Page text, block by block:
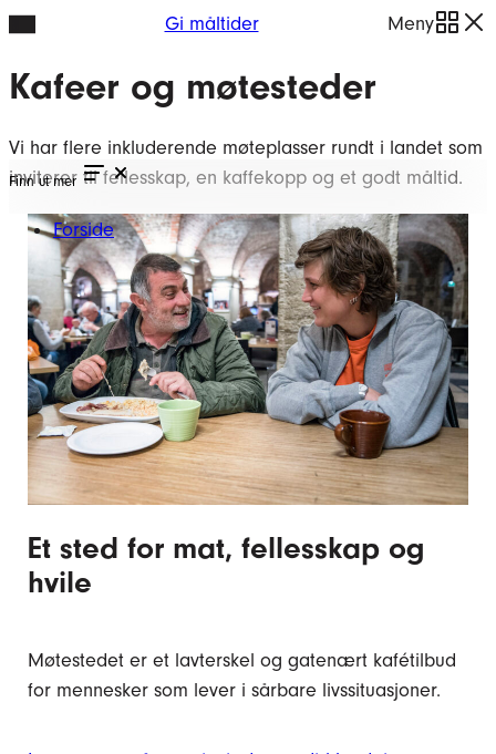
Hopp
innhold
Gi måltider Meny
Kafeer og møtesteder
Vi har flere inkluderende møteplasser rundt i landet som
inviterer til fellesskap, en kaffekopp og et godt måltid.
Finn ut mer
Forside
Et sted for mat, fellesskap og
hvile
Møtestedet er et lavterskel og gatenært kafétilbud
for mennesker som lever i sårbare livssituasjoner.